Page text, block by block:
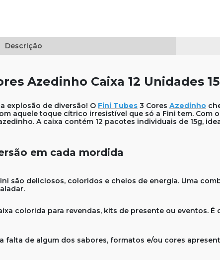
Descrição
Azedinho Caixa 12 Unidades
explosão de diversão! O Fini Tubes 3 Cores Azedinho
aquele toque cítrico irresistível que só a Fini tem.
A caixa contém 12 pacotes individuais de 15g,
em cada mordida
são deliciosos, coloridos e cheios de energia. Uma
colorida para revendas, kits de presente ou eventos.
falta de algum dos sabores, formatos e/ou cores